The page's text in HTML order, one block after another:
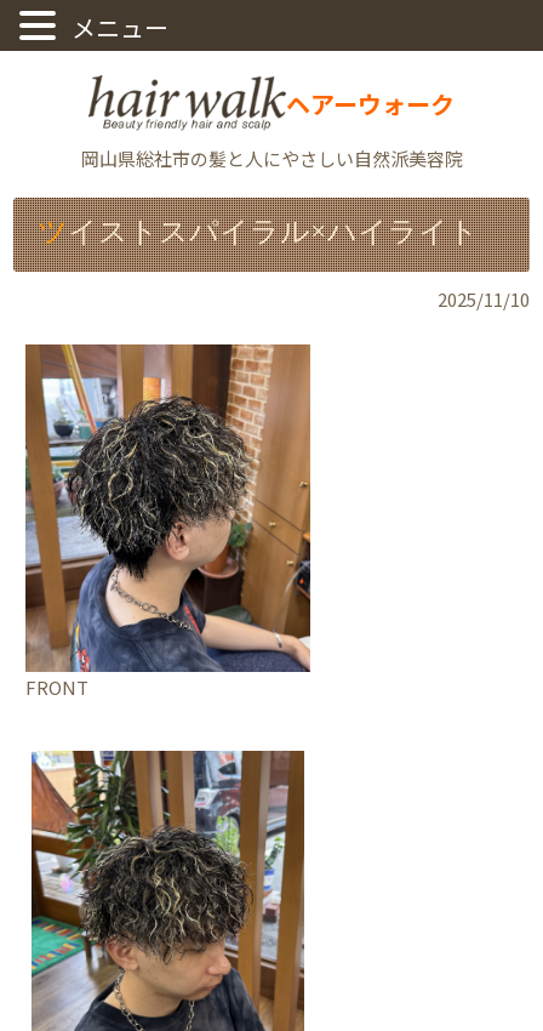
ヘアーウォーク
岡山県総社市の髪と人にやさしい自然派美容院
ツイストスパイラル×ハイライト
2025/11/10
FRONT